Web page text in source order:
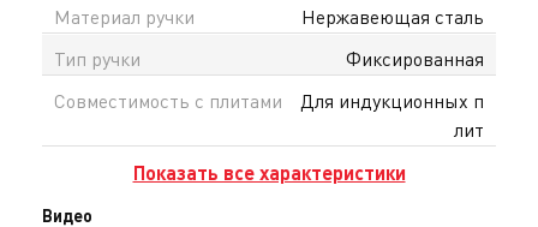
Материал ручки
Нержавеющая сталь
Тип ручки
Фиксированная
Совместимость с плитами
Для индукционных п
лит
Показать все характеристики
Видео